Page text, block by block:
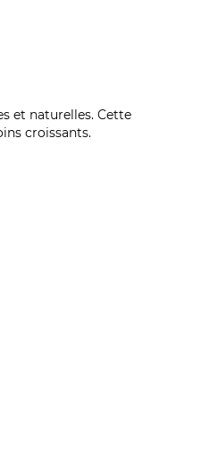
et naturelles. Cette
croissants.